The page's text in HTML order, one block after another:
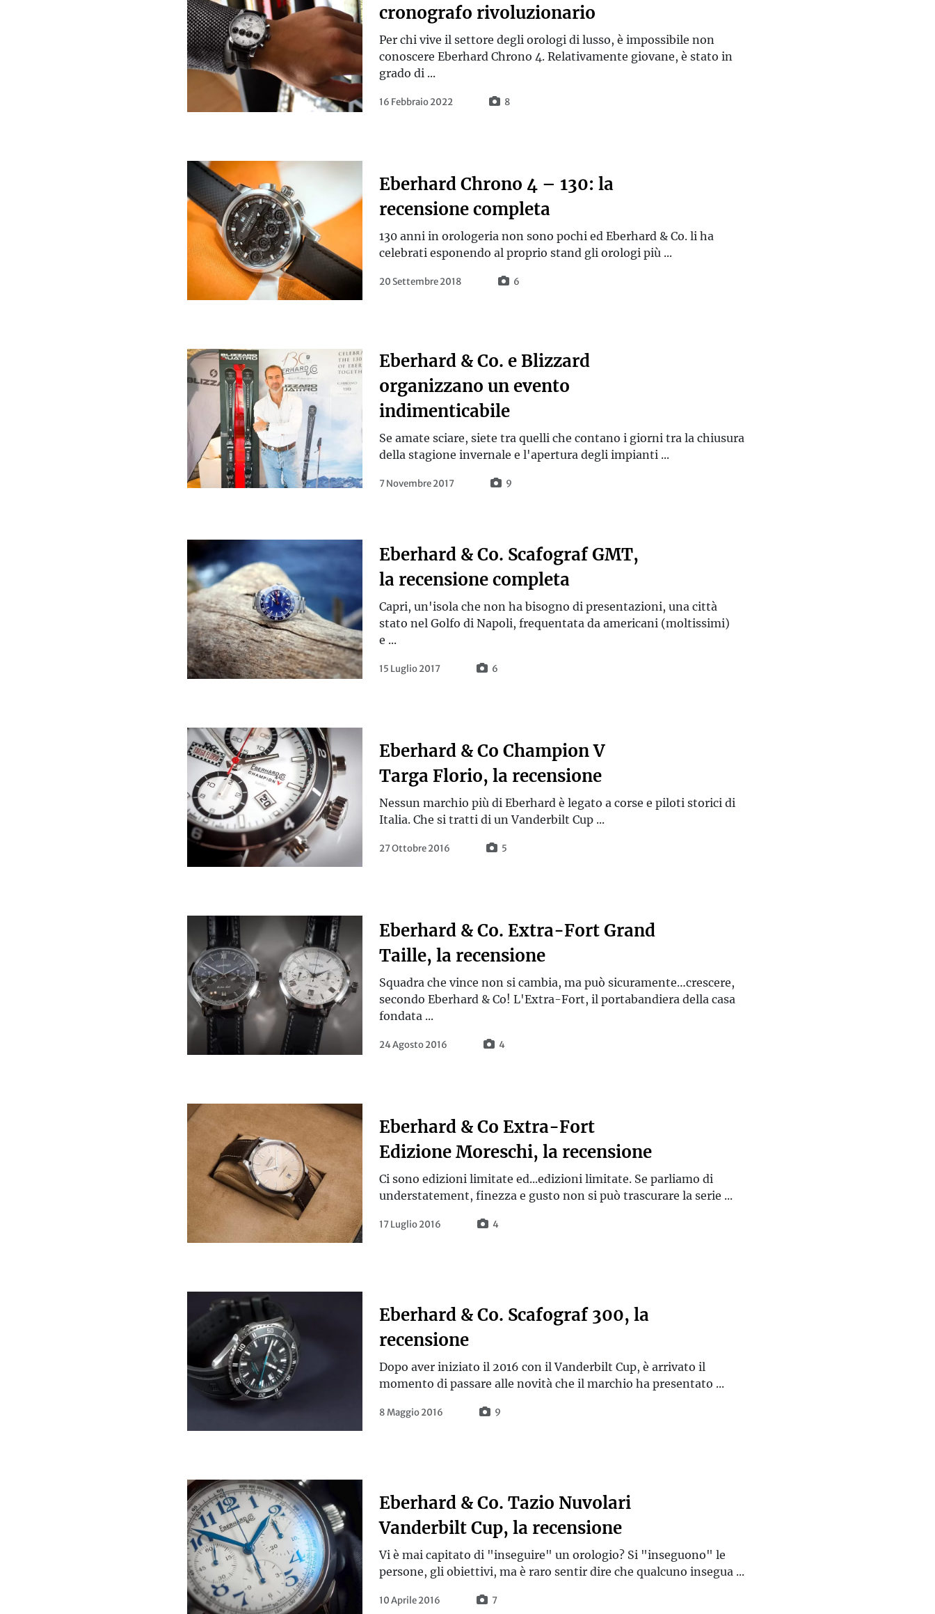
cronografo rivoluzionario
Per chi vive il settore degli orologi di lusso, è impossibile non
conoscere Eberhard Chrono 4. Relativamente giovane, è stato in
grado di ...
16 Febbraio 2022 8
Eberhard Chrono 4 – 130: la
recensione completa
130 anni in orologeria non sono pochi ed Eberhard & Co. li ha
celebrati esponendo al proprio stand gli orologi più ...
20 Settembre 2018 6
Eberhard & Co. e Blizzard
organizzano un evento
indimenticabile
Se amate sciare, siete tra quelli che contano i giorni tra la chiusura
della stagione invernale e l'apertura degli impianti ...
7 Novembre 2017 9
Eberhard & Co. Scafograf GMT,
la recensione completa
Capri, un'isola che non ha bisogno di presentazioni, una città
stato nel Golfo di Napoli, frequentata da americani (moltissimi)
e ...
15 Luglio 2017 6
Eberhard & Co Champion V
Targa Florio, la recensione
Nessun marchio più di Eberhard è legato a corse e piloti storici di
Italia. Che si tratti di un Vanderbilt Cup ...
27 Ottobre 2016 5
Eberhard & Co. Extra-Fort Grand
Taille, la recensione
Squadra che vince non si cambia, ma può sicuramente…crescere,
secondo Eberhard & Co! L'Extra-Fort, il portabandiera della casa
fondata ...
24 Agosto 2016 4
Eberhard & Co Extra-Fort
Edizione Moreschi, la recensione
Ci sono edizioni limitate ed...edizioni limitate. Se parliamo di
understatement, finezza e gusto non si può trascurare la serie ...
17 Luglio 2016 4
Eberhard & Co. Scafograf 300, la
recensione
Dopo aver iniziato il 2016 con il Vanderbilt Cup, è arrivato il
momento di passare alle novità che il marchio ha presentato ...
8 Maggio 2016 9
Eberhard & Co. Tazio Nuvolari
Vanderbilt Cup, la recensione
Vi è mai capitato di "inseguire" un orologio? Si "inseguono" le
persone, gli obiettivi, ma è raro sentir dire che qualcuno insegua ...
10 Aprile 2016 7